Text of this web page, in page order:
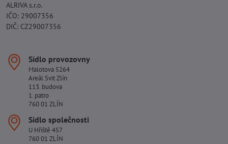
ALRIVA s.r.o.
IČO: 29007356
DIČ: CZ29007356
Sídlo provozovny
Malotova 5264
Areál Svit Zlín
113. budova
1. patro
760 01 ZLÍN
Sídlo společnosti
U Hřiště 457
760 01 ZLÍN